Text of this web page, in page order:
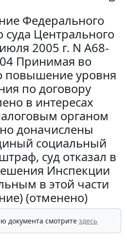
Федерального
суда Центрального
2005 г. N А68-
Принимая во
повышение уровня
по договору
в интересах
органом
доначислены
социальный
суд отказал в
Инспекции
в этой части
(отменено)
документа смотрите здесь